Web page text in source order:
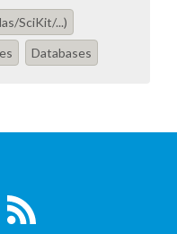
SciKit/...)
Databases